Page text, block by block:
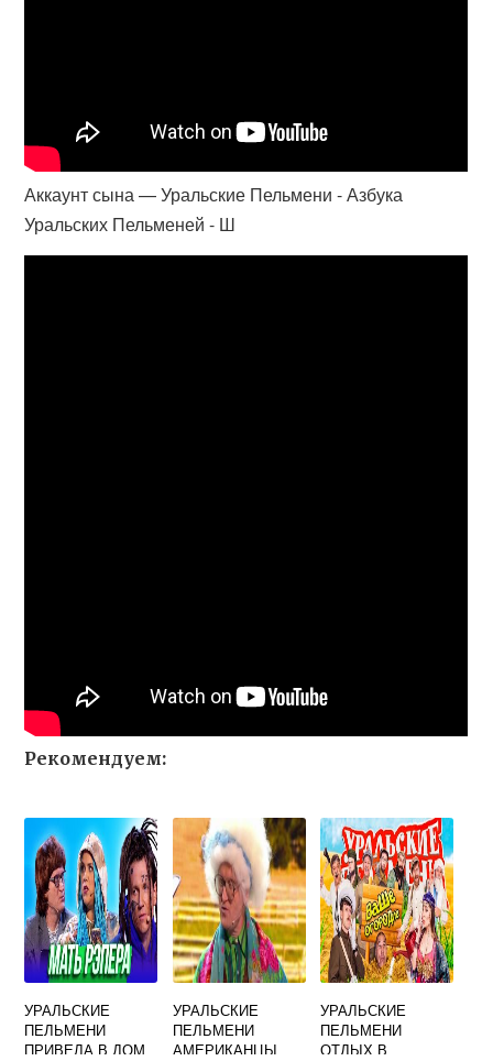
Аккаунт сына — Уральские Пельмени - Азбука
Уральских Пельменей - Ш
Рекомендуем:
УРАЛЬСКИЕ
ПЕЛЬМЕНИ
ПРИВЕЛА В ДОМ
УРАЛЬСКИЕ
ПЕЛЬМЕНИ
АМЕРИКАНЦЫ
УРАЛЬСКИЕ
ПЕЛЬМЕНИ
ОТДЫХ В